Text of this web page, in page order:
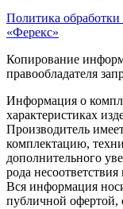
Политика
«Ферекс»
Копирование
правообладателя
Информация о
характеристиках
Производитель
комплектацию,
дополнительного
рода несоответствия
Вся информация
публичной офертой,